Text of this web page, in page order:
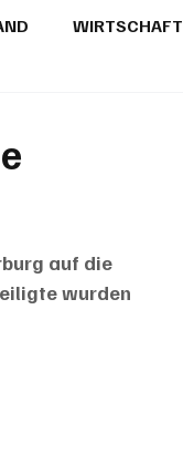
WIRTSCHAFT
auf die
wurden